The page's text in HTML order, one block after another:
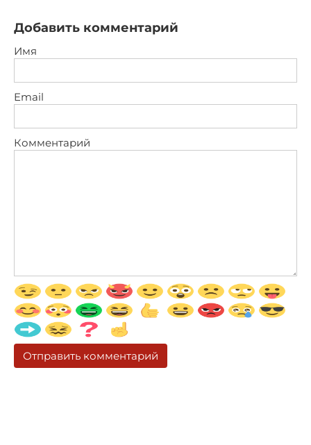
Добавить комментарий
Имя
Email
Комментарий